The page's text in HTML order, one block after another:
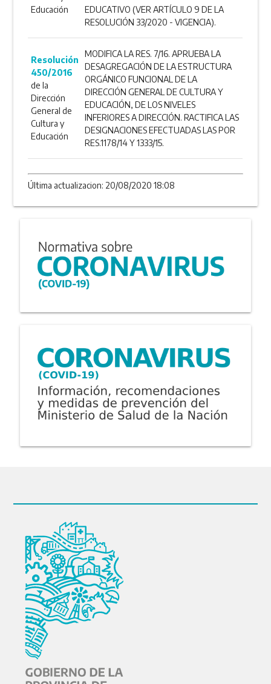
Educación
EDUCATIVO (VER ARTÍCULO 9 DE LA
RESOLUCIÓN 33/2020 - VIGENCIA).
Resolución
450/2016
de la
Dirección
General de
Cultura y
Educación
MODIFICA LA RES. 7/16. APRUEBA LA
DESAGREGACIÓN DE LA ESTRUCTURA
ORGÁNICO FUNCIONAL DE LA
DIRECCIÓN GENERAL DE CULTURA Y
EDUCACIÓN, DE LOS NIVELES
INFERIORES A DIRECCIÓN. RACTIFICA LAS
DESIGNACIONES EFECTUADAS LAS POR
RES.1178/14 Y 1333/15.
Última actualizacion: 20/08/2020 18:08